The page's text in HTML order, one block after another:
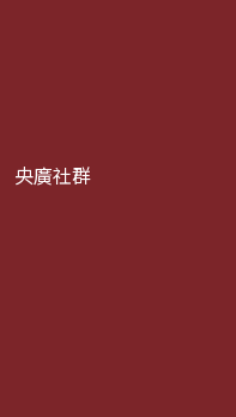
央廣社群